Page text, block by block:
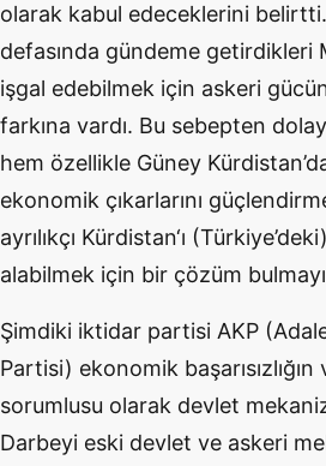
olarak kabul edeceklerini
defasında gündeme getirdikleri
işgal edebilmek için askeri
farkına vardı. Bu sebepten
hem özellikle Güney
ekonomik çıkarlarını
ayrılıkçı Kürdistan‘ı
alabilmek için bir çözüm
Şimdiki iktidar partisi AKP
Partisi) ekonomik
sorumlusu olarak devlet
Darbeyi eski devlet ve askeri